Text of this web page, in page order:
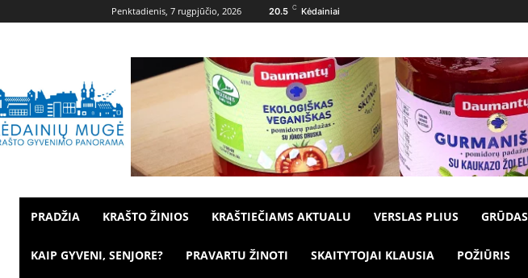
Penktadienis, 7 rugpjūčio, 2026 20.5 C Kėdainiai
PRADŽIA KRAŠTO ŽINIOS KRAŠTIEČIAMS AKTUALU VERSLAS PLIUS GRŪDAS
KAIP GYVENI, SENJORE? PRAVARTU ŽINOTI SKAITYTOJAI KLAUSIA POŽIŪRIS